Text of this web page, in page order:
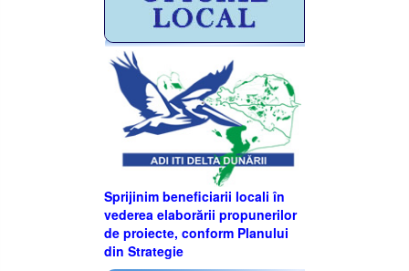
Sprijinim beneficiarii locali în
vederea elaborării propunerilor
de proiecte, conform Planului
din Strategie